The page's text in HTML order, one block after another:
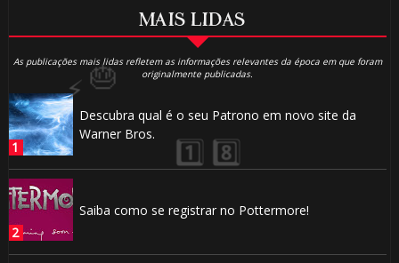
MAIS LIDAS
As publicações mais lidas refletem as informações relevantes da época em que foram
originalmente publicadas.
Descubra qual é o seu Patrono em novo site da
Warner Bros.
Saiba como se registrar no Pottermore!
1️⃣ 8️⃣
🎂
🎈